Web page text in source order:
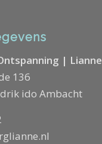
| Lianne
136
ido Ambacht